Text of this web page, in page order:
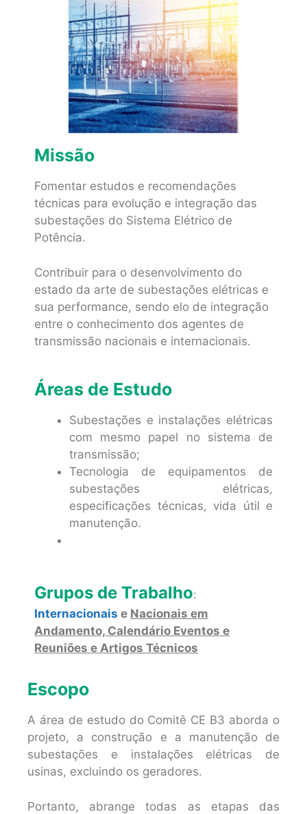
Missão
Fomentar estudos e recomendações
técnicas para evolução e integração das
subestações do Sistema Elétrico de
Potência.
Contribuir para o desenvolvimento do
estado da arte de subestações elétricas e
sua performance, sendo elo de integração
entre o conhecimento dos agentes de
transmissão nacionais e internacionais.
Áreas de Estudo
Subestações e instalações elétricas
com mesmo papel no sistema de
transmissão;
Tecnologia de equipamentos de
subestações elétricas,
especificações técnicas, vida útil e
manutenção.
Grupos de Trabalho:
Internacionais e Nacionais em
Andamento, Calendário Eventos e
Reuniões e Artigos Técnicos
Escopo
A área de estudo do Comitê CE B3 aborda o
projeto, a construção e a manutenção de
subestações e instalações elétricas de
usinas, excluindo os geradores.
Portanto, abrange todas as etapas das